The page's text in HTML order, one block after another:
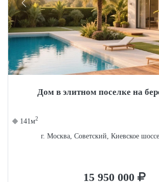
Дом в элитном поселке на
141м2
г. Москва, Советский, Киевское
15 950 000